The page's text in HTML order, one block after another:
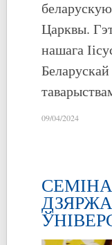
Царквы.
нашага
09/04/2024